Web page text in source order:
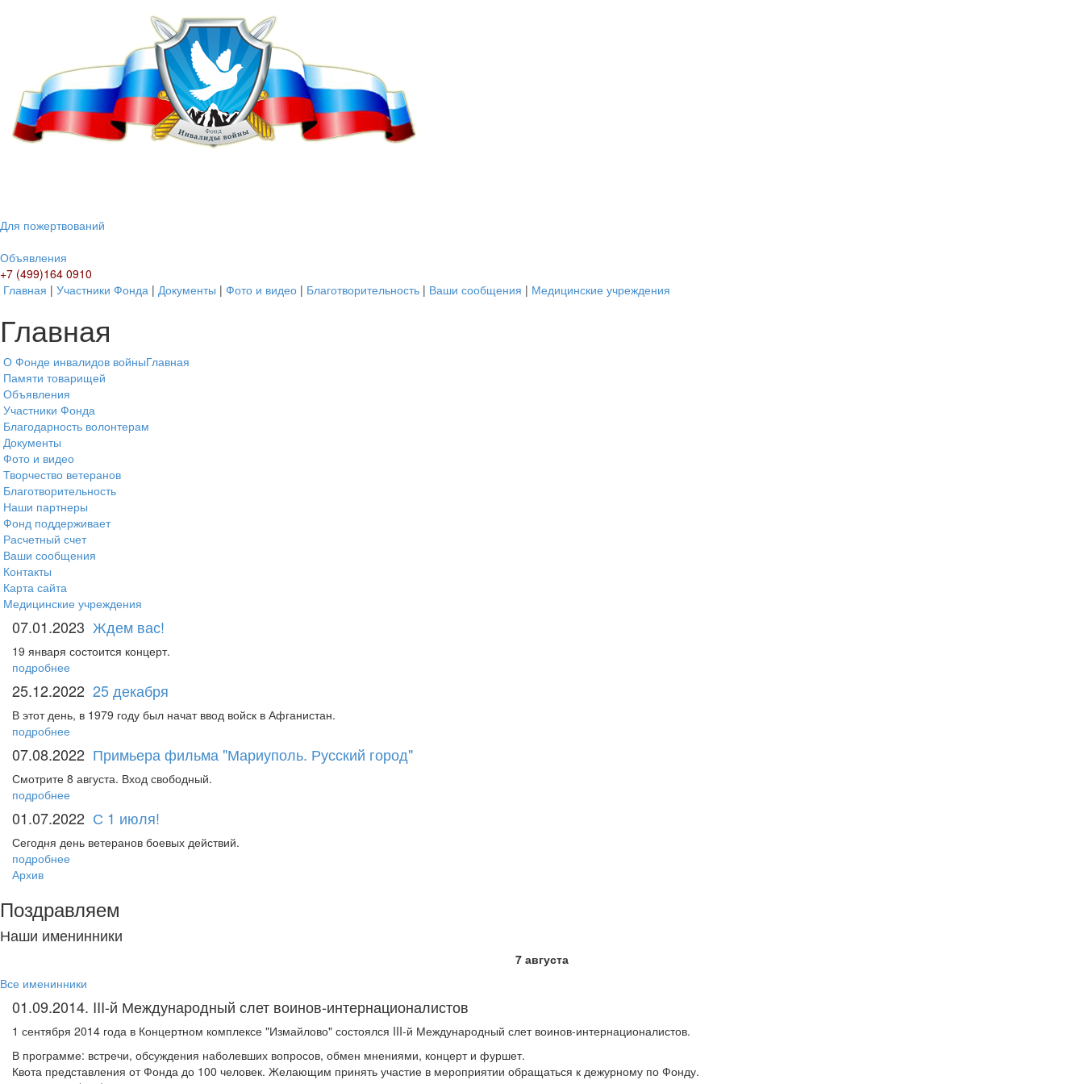
Для пожертвований
Объявления
+7 (499)164 0910
Главная | Участники Фонда | Документы | Фото и видео | Благотворительность | Ваши сообщения | Медицинские учреждения
Главная
Главная
О Фонде инвалидов войны
Памяти товарищей
Объявления
Участники Фонда
Благодарность волонтерам
Документы
Фото и видео
Творчество ветеранов
Благотворительность
Наши партнеры
Фонд поддерживает
Расчетный счет
Ваши сообщения
Контакты
Карта сайта
Медицинские учреждения
07.01.2023 Ждем вас!
19 января состоится концерт.
подробнее
25.12.2022 25 декабря
В этот день, в 1979 году был начат ввод войск в Афганистан.
подробнее
07.08.2022 Примьера фильма "Мариуполь. Русский город"
Смотрите 8 августа. Вход свободный.
подробнее
01.07.2022 С 1 июля!
Сегодня день ветеранов боевых действий.
подробнее
Архив
Поздравляем
Наши именинники
7 августа
Все именинники
01.09.2014. III-й Международный слет воинов-интернационалистов
1 сентября 2014 года в Концертном комплексе "Измайлово" состоялся III-й Международный слет воинов-интернационалистов.
В программе: встречи, обсуждения наболевших вопросов, обмен мнениями, концерт и фуршет.
Квота представления от Фонда до 100 человек. Желающим принять участие в мероприятии обращаться к дежурному по Фонду.